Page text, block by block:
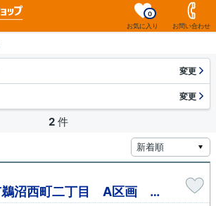
お気に入り
0
お問い合わせ
変更
変更
2 件
岐阜県各務原市鵜沼西町二丁目 A区画 売地